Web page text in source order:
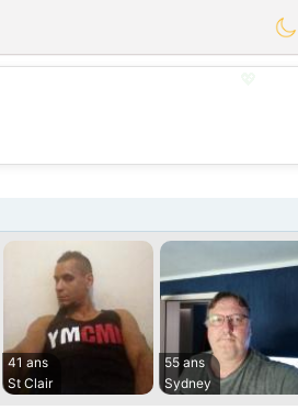
41 ans
St Clair
55 ans
Sydney